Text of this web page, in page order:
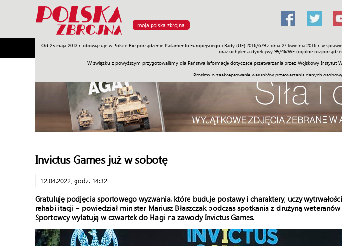
moja polska zbrojna
Od 25 maja 2018 r. obowiązuje w Polsce Rozporządzenie Parlamentu Europejskiego i Rady (UE) 2016/679 z dnia 27 kwietnia 2016 r. w
oraz uchylenia dyrektywy 95/46/WE (ogólne
W związku z powyższym przygotowaliśmy dla Państwa informacje dotyczące przetwarzania przez Wojskowy Instytut
Prosimy o zaakceptowanie warunków przetwarzania danych
Armia Poligon Sprzęt Misje Polityka Prawo Świat Społeczność Sport
Invictus Games już w sobotę
12.04.2022, godz. 14:32
Gratuluję podjęcia sportowego wyzwania, które buduje postawy i charaktery, uczy
rehabilitacji – powiedział minister Mariusz Błaszczak podczas spotkania z drużyną
Sportowcy wylatują w czwartek do Hagi na zawody Invictus Games.